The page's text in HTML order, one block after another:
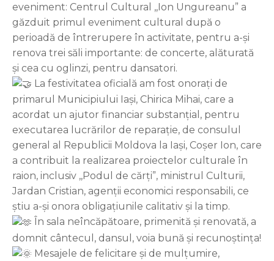
eveniment: Centrul Cultural ,,Ion Ungureanu” a
găzduit primul eveniment cultural după o
perioadă de întrerupere în activitate, pentru a-și
renova trei săli importante: de concerte, alăturată
și cea cu oglinzi, pentru dansatori.
La festivitatea oficială am fost onorați de
primarul Municipiului Iași, Chirica Mihai, care a
acordat un ajutor financiar substanțial, pentru
executarea lucrărilor de reparație, de consulul
general al Republicii Moldova la Iași, Coșer Ion, care
a contribuit la realizarea proiectelor culturale în
raion, inclusiv ,,Podul de cărți”, ministrul Culturii,
Jardan Cristian, agenții economici responsabili, ce
știu a-și onora obligațiunile calitativ și la timp.
În sala neîncăpătoare, primenită și renovată, a
domnit cântecul, dansul, voia bună și recunoștința!
Mesajele de felicitare și de mulțumire,